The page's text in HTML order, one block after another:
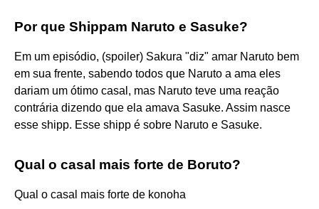
Por que Shippam Naruto e Sasuke?
Em um episódio, (spoiler) Sakura "diz" amar Naruto bem
em sua frente, sabendo todos que Naruto a ama eles
dariam um ótimo casal, mas Naruto teve uma reação
contrária dizendo que ela amava Sasuke. Assim nasce
esse shipp. Esse shipp é sobre Naruto e Sasuke.
Qual o casal mais forte de Boruto?
Qual o casal mais forte de konoha